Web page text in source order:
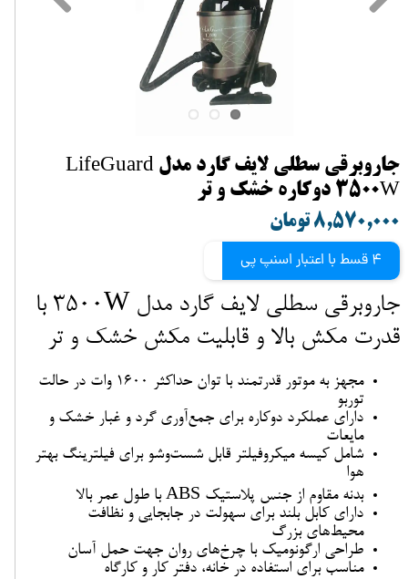
جاروبرقی سطلی لایف گارد مدل LifeGuard
3500W دوکاره خشک و تر
۸,۵۷۰,۰۰۰ تومان
4 قسط با اعتبار اسنپ پی
جاروبرقی سطلی لایف گارد مدل 3500W با
قدرت مکش بالا و قابلیت مکش خشک و تر
مجهز به موتور قدرتمند با توان حداکثر 1600 وات در حالت
توربو
دارای عملکرد دوکاره برای جمع‌آوری گرد و غبار خشک و
مایعات
شامل کیسه میکروفیلتر قابل شست‌وشو برای فیلترینگ بهتر
هوا
بدنه مقاوم از جنس پلاستیک ABS با طول عمر بالا
دارای کابل بلند برای سهولت در جابجایی و نظافت
محیط‌های بزرگ
طراحی ارگونومیک با چرخ‌های روان جهت حمل آسان
مناسب برای استفاده در خانه، دفتر کار و کارگاه